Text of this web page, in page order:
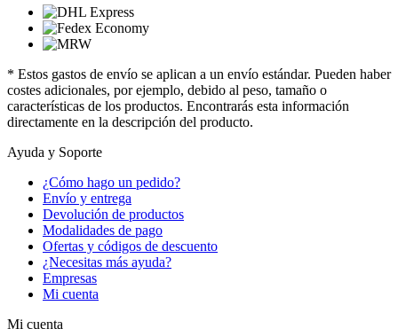
* Estos gastos de envío se aplican a un envío estándar. Pueden haber
costes adicionales, por ejemplo, debido al peso, tamaño o
características de los productos. Encontrarás esta información
directamente en la descripción del producto.
Ayuda y Soporte
¿Cómo hago un pedido?
Envío y entrega
Devolución de productos
Modalidades de pago
Ofertas y códigos de descuento
¿Necesitas más ayuda?
Empresas
Mi cuenta
Mi cuenta